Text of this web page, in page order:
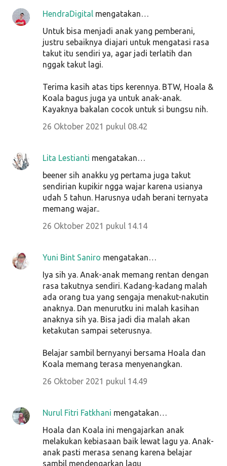
HendraDigital mengatakan…
Untuk bisa menjadi anak yang pemberani,
justru sebaiknya diajari untuk mengatasi rasa
takut itu sendiri ya, agar jadi terlatih dan
nggak takut lagi.
Terima kasih atas tips kerennya. BTW, Hoala &
Koala bagus juga ya untuk anak-anak.
Kayaknya bakalan cocok untuk si bungsu nih.
26 Oktober 2021 pukul 08.42
Lita Lestianti mengatakan…
beener sih anakku yg pertama juga takut
sendirian kupikir ngga wajar karena usianya
udah 5 tahun. Harusnya udah berani ternyata
memang wajar..
26 Oktober 2021 pukul 14.14
Yuni Bint Saniro mengatakan…
Iya sih ya. Anak-anak memang rentan dengan
rasa takutnya sendiri. Kadang-kadang malah
ada orang tua yang sengaja menakut-nakutin
anaknya. Dan menurutku ini malah kasihan
anaknya sih ya. Bisa jadi dia malah akan
ketakutan sampai seterusnya.
Belajar sambil bernyanyi bersama Hoala dan
Koala memang terasa menyenangkan.
26 Oktober 2021 pukul 14.49
Nurul Fitri Fatkhani mengatakan…
Hoala dan Koala ini mengajarkan anak
melakukan kebiasaan baik lewat lagu ya. Anak-
anak pasti merasa senang karena belajar
sambil mendengarkan lagu